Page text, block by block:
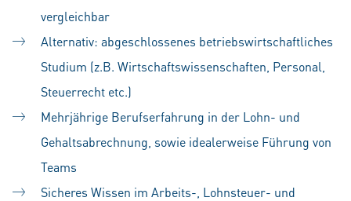
vergleichbar
Alternativ: abgeschlossenes betriebswirtschaftliches
Studium (z.B. Wirtschaftswissenschaften, Personal,
Steuerrecht etc.)
Mehrjährige Berufserfahrung in der Lohn- und
Gehaltsabrechnung, sowie idealerweise Führung von
Teams
Sicheres Wissen im Arbeits-, Lohnsteuer- und